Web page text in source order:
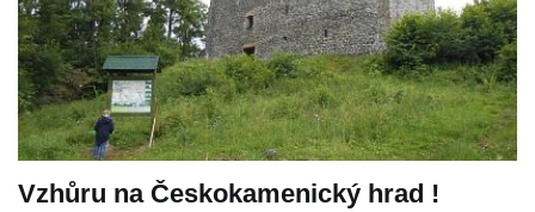
Vzhůru na Českokamenický hrad !